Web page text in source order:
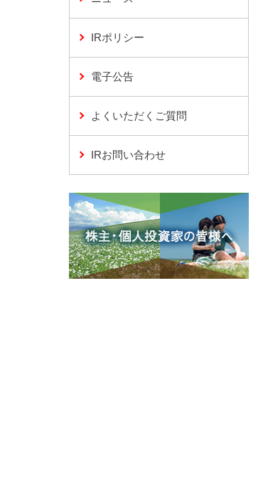
IRポリシー
電子公告
よくいただくご質問
IRお問い合わせ(別ウインドウで開く)